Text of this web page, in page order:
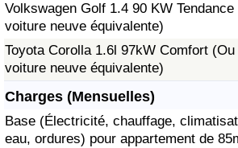
Volkswagen Golf 1.4 90 KW Tendance
voiture neuve équivalente)
Toyota Corolla 1.6l 97kW Comfort (Ou
voiture neuve équivalente)
Charges (Mensuelles)
Base (Électricité, chauffage,
eau, ordures) pour appartement de